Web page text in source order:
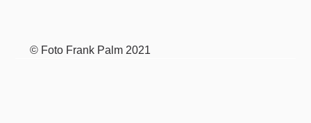
© Foto Frank Palm2021